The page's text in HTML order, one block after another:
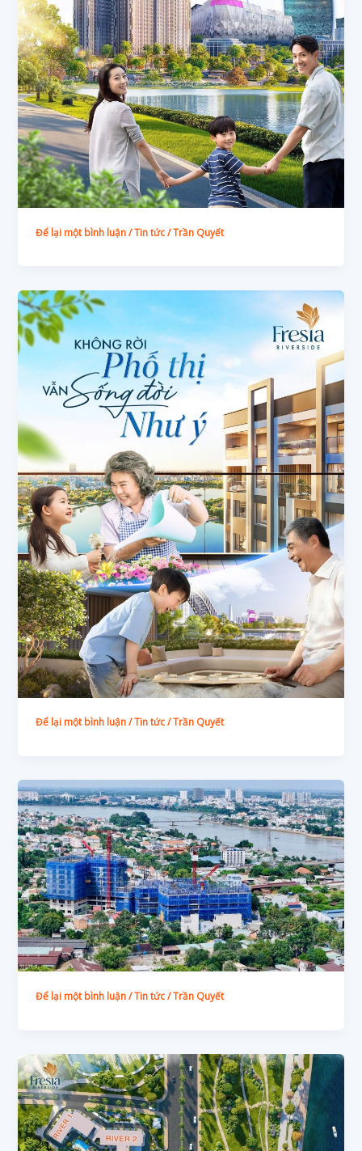
Để lại một bình luận /Tin tức/Trần Quyết
Để lại một bình luận /Tin tức/Trần Quyết
Để lại một bình luận /Tin tức/Trần Quyết